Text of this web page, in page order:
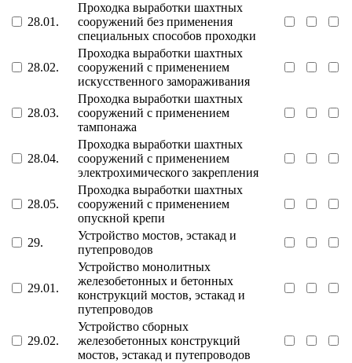
28.01.
Проходка выработки шахтных
сооружений без применения
специальных способов проходки
28.02.
Проходка выработки шахтных
сооружений с применением
искусственного замораживания
28.03.
Проходка выработки шахтных
сооружений с применением
тампонажа
28.04.
Проходка выработки шахтных
сооружений с применением
электрохимического закрепления
28.05.
Проходка выработки шахтных
сооружений с применением
опускной крепи
29.
Устройство мостов, эстакад и
путепроводов
29.01.
Устройство монолитных
железобетонных и бетонных
конструкций мостов, эстакад и
путепроводов
29.02.
Устройство сборных
железобетонных конструкций
мостов, эстакад и путепроводов